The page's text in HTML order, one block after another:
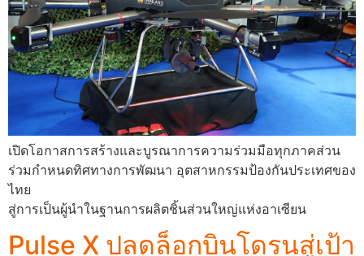
เปิดโอกาสการสร้างและบูรณาการความร่วมมือทุกภาคส่วน
ร่วมกำหนดทิศทางการพัฒนา อุตสาหกรรมป้องกันประเทศของ
ไทย
สู่การเป็นผู้นำในฐานการผลิตชิ้นส่วนใหญ่แห่งอาเซียน
Pulse X ปลดล็อกบินโดรนสู่เป้า